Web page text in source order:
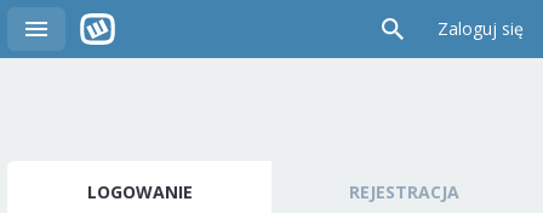
Zaloguj się
LOGOWANIE REJESTRACJA